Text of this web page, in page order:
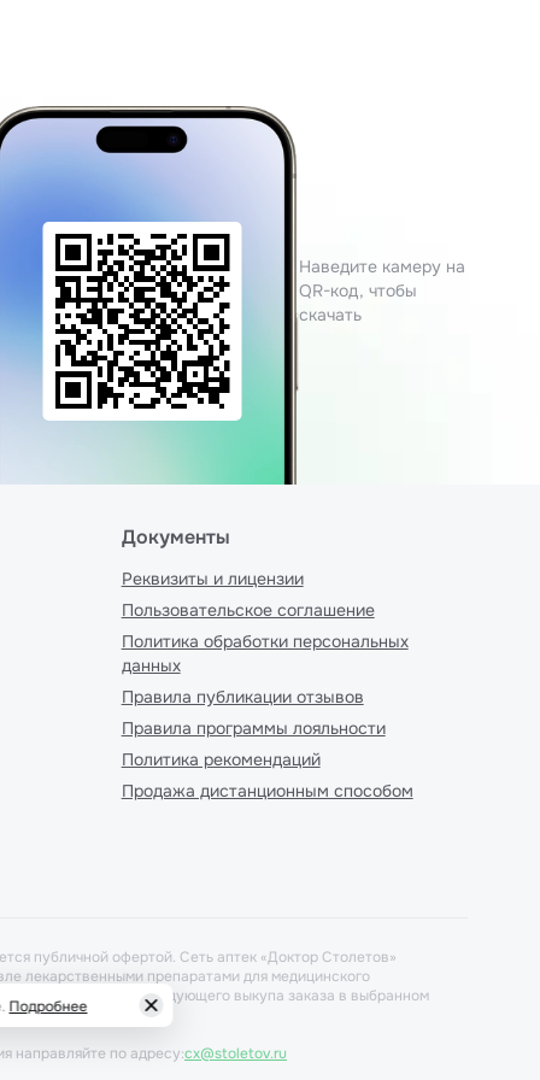
Наведите камеру на
QR-код, чтобы
скачать
Документы
Реквизиты и лицензии
Пользовательское соглашение
Политика обработки персональных
данных
Правила публикации отзывов
Правила программы лояльности
Политика рекомендаций
Продажа дистанционным способом
публичной офертой. Сеть аптек «Доктор Столетов»
лекарственными препаратами для медицинского
при условиях последующего выкупа заказа в выбранном
направляйте по адресу:cx@stoletov.ru
Подробнее